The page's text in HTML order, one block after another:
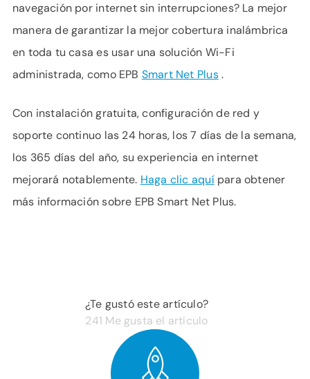
navegación por internet sin interrupciones? La mejor
manera de garantizar la mejor cobertura inalámbrica
en toda tu casa es usar una solución Wi-Fi
administrada, como EPB Smart Net Plus.
Con instalación gratuita, configuración de red y
soporte continuo las 24 horas, los 7 días de la semana,
los 365 días del año, su experiencia en internet
mejorará notablemente. Haga clic aquípara obtener
más información sobre EPB Smart Net Plus.
¿Te gustó este artículo?
241 Me gusta el artículo